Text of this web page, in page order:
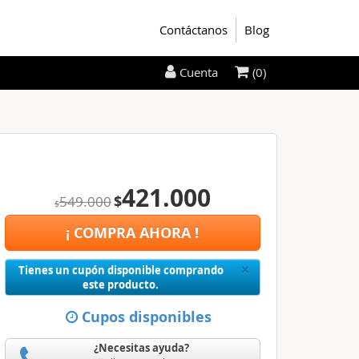
Contáctanos Blog
$549.000$421.000
¡ COMPRA AHORA !
×Close
Tienes un cupón disponible comprando
este producto.
Cupos disponibles
¿Necesitas ayuda?
Cuenta (0)